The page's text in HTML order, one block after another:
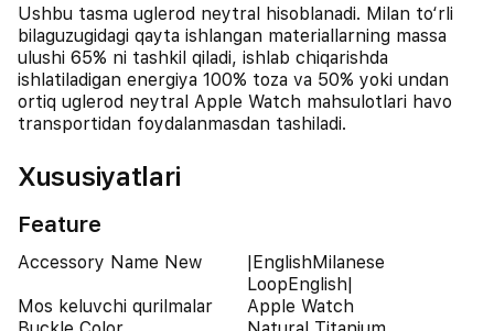
Ushbu tasma uglerod neytral hisoblanadi. Milan to‘rli
bilaguzugidagi qayta ishlangan materiallarning massa
ulushi 65% ni tashkil qiladi, ishlab chiqarishda
ishlatiladigan energiya 100% toza va 50% yoki undan
ortiq uglerod neytral Apple Watch mahsulotlari havo
transportidan foydalanmasdan tashiladi.
Xususiyatlari
Feature
Accessory Name New
|EnglishMilanese
LoopEnglish|
Mos keluvchi qurilmalar
Apple Watch